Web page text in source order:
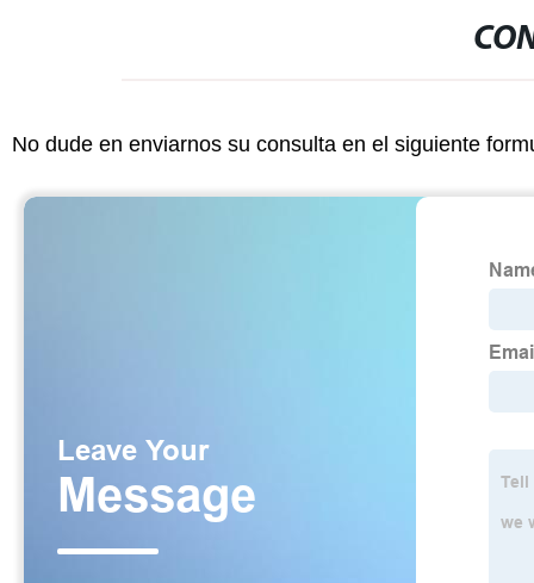
No dude en enviarnos su consulta en el siguiente